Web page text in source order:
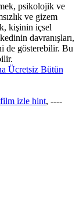
psikolojik ve
ve gizem
kişinin içsel
davranışları,
de gösterebilir. Bu
Ücretsiz Bütün
film izle hint, ----